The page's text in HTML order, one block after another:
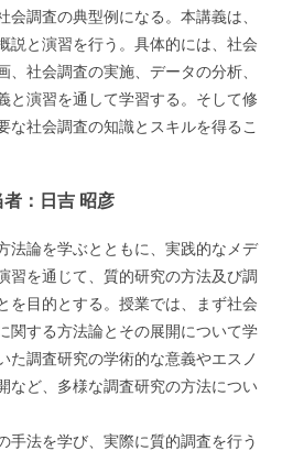
会調査の典型例になる。本講義は、
説と演習を行う。具体的には、社会
社会調査の実施、データの分析、
と演習を通して学習する。そして修
な社会調査の知識とスキルを得るこ
：日吉 昭彦
法論を学ぶとともに、実践的なメデ
習を通じて、質的研究の方法及び調
を目的とする。授業では、まず社会
関する方法論とその展開について学
た調査研究の学術的な意義やエスノ
など、多様な調査研究の方法につい
手法を学び、実際に質的調査を行う